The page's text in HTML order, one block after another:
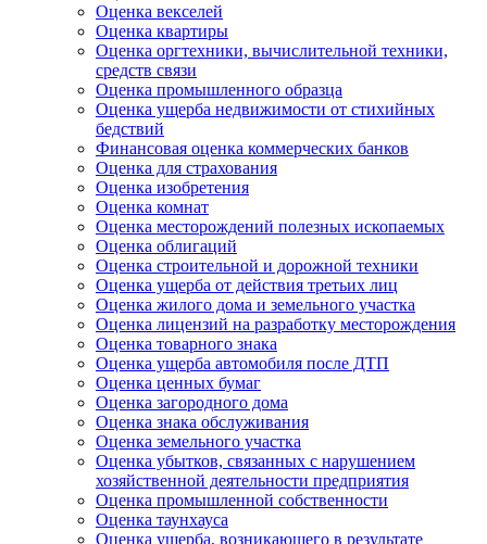
Оценка векселей
Оценка квартиры
Оценка оргтехники, вычислительной техники,
средств связи
Оценка промышленного образца
Оценка ущерба недвижимости от стихийных
бедствий
Финансовая оценка коммерческих банков
Оценка для страхования
Оценка изобретения
Оценка комнат
Оценка месторождений полезных ископаемых
Оценка облигаций
Оценка строительной и дорожной техники
Оценка ущерба от действия третьих лиц
Оценка жилого дома и земельного участка
Оценка лицензий на разработку месторождения
Оценка товарного знака
Оценка ущерба автомобиля после ДТП
Оценка ценных бумаг
Оценка загородного дома
Оценка знака обслуживания
Оценка земельного участка
Оценка убытков, связанных с нарушением
хозяйственной деятельности предприятия
Оценка промышленной собственности
Оценка таунхауса
Оценка ущерба, возникающего в результате